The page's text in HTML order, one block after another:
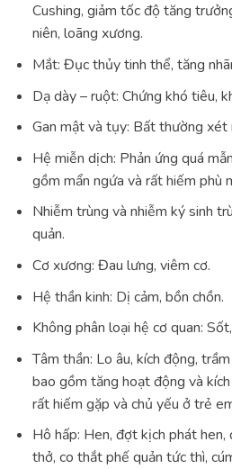
Cushing, giảm tốc độ tăng
niên, loãng xương.
Mắt: Đục thủy tinh thể, tăng
Dạ dày – ruột: Chứng khó tiêu,
Gan mật và tụy: Bất thường xét
Hệ miễn dịch: Phản ứng quá
gồm mẩn ngứa và rất hiếm phù
Nhiễm trùng và nhiễm ký sinh
quản.
Cơ xương: Đau lưng, viêm cơ.
Hệ thần kinh: Dị cảm, bồn chồn.
Không phân loại hệ cơ quan:
Tâm thần: Lo âu, kích động,
bao gồm tăng hoạt động và
rất hiếm gặp và chủ yếu ở trẻ
Hô hấp: Hen, đợt kịch phát hen,
thở, co thắt phế quản tức thì,